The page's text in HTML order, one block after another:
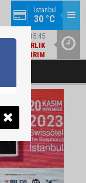
İstanbul
30 °C
/ 15:45
DOLARLIK
YATIRIM